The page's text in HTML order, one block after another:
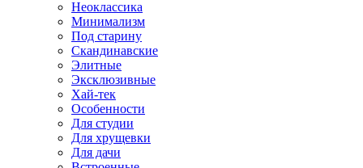
Неоклассика
Минимализм
Под старину
Скандинавские
Элитные
Эксклюзивные
Хай-тек
Особенности
Для студии
Для хрущевки
Для дачи